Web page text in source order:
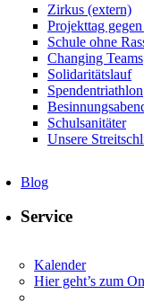
Zirkus (extern)
Projekttag
Schule ohne
Changing Teams
Solidaritätslauf
Spendentriathlon
Schulsanitäter
Unsere
Blog
Service
Kalender
Hier geht’s zum